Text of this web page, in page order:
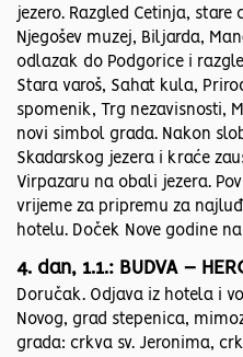
jezero. Razgled Cetinja,
Njegošev muzej, Biljarda,
odlazak do Podgorice i
Stara varoš, Sahat kula,
spomenik, Trg nezavisnosti,
novi simbol grada. Nakon
Skadarskog jezera i kraće
Virpazaru na obali jezera.
vrijeme za pripremu za
hotelu. Doček Nove godine
4. dan, 1.1.: BUDVA –
Doručak. Odjava iz hotela i
Novog, grad stepenica,
grada: crkva sv. Jeronima,